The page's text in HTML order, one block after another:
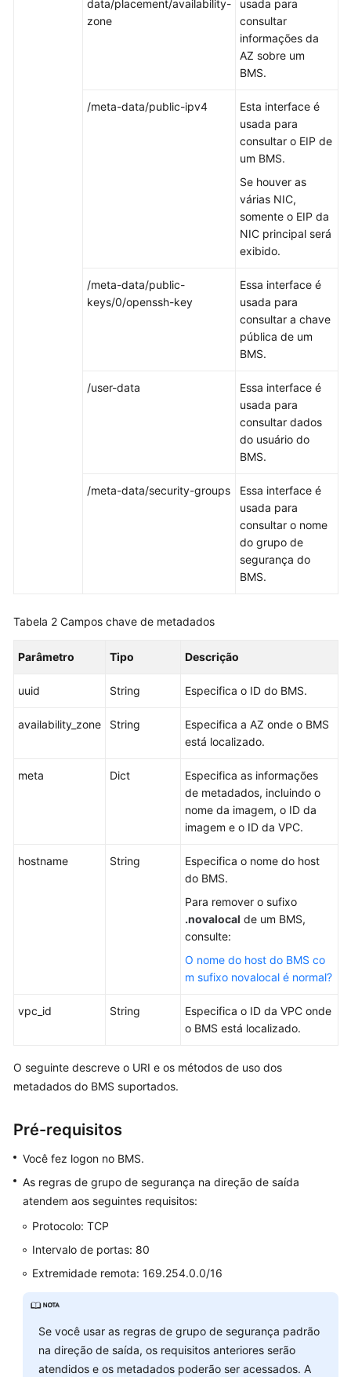
data/placement/availability-
zone
usada para
consultar
informações da
AZ sobre um
BMS.
/meta-data/public-ipv4
Esta interface é
usada para
consultar o EIP de
um BMS.
Se houver as
várias NIC,
somente o EIP da
NIC principal será
exibido.
/meta-data/public-
keys/0/openssh-key
Essa interface é
usada para
consultar a chave
pública de um
BMS.
/user-data
Essa interface é
usada para
consultar dados
do usuário do
BMS.
/meta-data/security-groups
Essa interface é
usada para
consultar o nome
do grupo de
segurança do
BMS.
Tabela 2 Campos chave de metadados
Parâmetro Tipo Descrição
uuid String Especifica o ID do BMS.
availability_zone String
Especifica a AZ onde o BMS
está localizado.
meta Dict
Especifica as informações
de metadados, incluindo o
nome da imagem, o ID da
imagem e o ID da VPC.
hostname String
Especifica o nome do host
do BMS.
Para remover o sufixo
.novalocal de um BMS,
consulte:
O nome do host do BMS co
m sufixo novalocal é normal?
vpc_id String
Especifica o ID da VPC onde
o BMS está localizado.
O seguinte descreve o URI e os métodos de uso dos
metadados do BMS suportados.
Pré-requisitos
Você fez logon no BMS.
As regras de grupo de segurança na direção de saída
atendem aos seguintes requisitos:
Protocolo: TCP
Intervalo de portas: 80
Extremidade remota: 169.254.0.0/16
Se você usar as regras de grupo de segurança padrão
na direção de saída, os requisitos anteriores serão
atendidos e os metadados poderão ser acessados. A